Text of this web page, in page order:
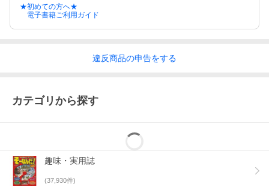
★初めての方へ★
電子書籍ご利用ガイド
違反商品の申告をする
カテゴリから探す
趣味・実用誌
(37,930件)